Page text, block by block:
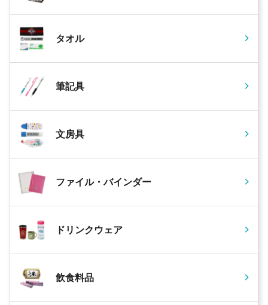
タオル
筆記具
文房具
ファイル・バインダー
ドリンクウェア
飲食料品